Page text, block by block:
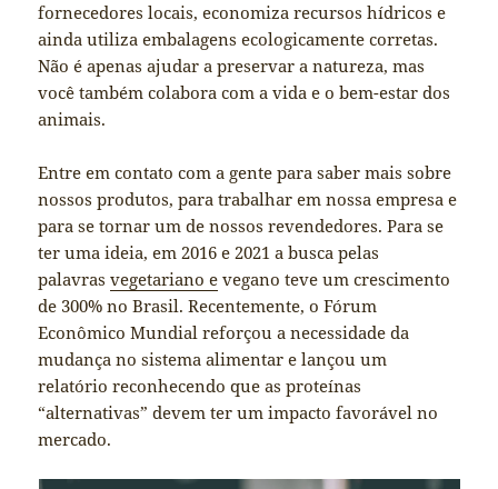
fornecedores locais, economiza recursos hídricos e
ainda utiliza embalagens ecologicamente corretas.
Não é apenas ajudar a preservar a natureza, mas
você também colabora com a vida e o bem-estar dos
animais.
Entre em contato com a gente para saber mais sobre
nossos produtos, para trabalhar em nossa empresa e
para se tornar um de nossos revendedores. Para se
ter uma ideia, em 2016 e 2021 a busca pelas
palavrasvegetariano e vegano teve um crescimento
de 300% no Brasil. Recentemente, o Fórum
Econômico Mundial reforçou a necessidade da
mudança no sistema alimentar e lançou um
relatório reconhecendo que as proteínas
“alternativas” devem ter um impacto favorável no
mercado.